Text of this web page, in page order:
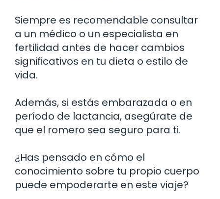
Siempre es recomendable consultar
a un médico o un especialista en
fertilidad antes de hacer cambios
significativos en tu dieta o estilo de
vida.
Además, si estás embarazada o en
período de lactancia, asegúrate de
que el romero sea seguro para ti.
¿Has pensado en cómo el
conocimiento sobre tu propio cuerpo
puede empoderarte en este viaje?